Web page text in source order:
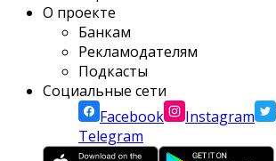
О проекте
Банкам
Рекламодателям
Подкасты
Социальные сети
Facebook
Instagram
Telegram